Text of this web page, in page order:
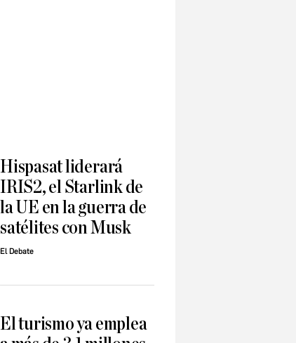
Hispasat liderará
IRIS2, el Starlink de
la UE en la guerra de
satélites con Musk
El Debate
El turismo ya emplea